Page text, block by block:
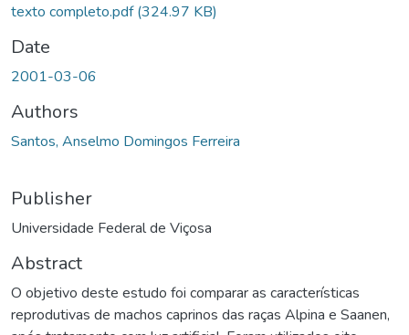
texto completo.pdf(324.97 KB)
Date
2001-03-06
Authors
Santos, Anselmo Domingos Ferreira
Publisher
Universidade Federal de Viçosa
Abstract
O objetivo deste estudo foi comparar as características
reprodutivas de machos caprinos das raças Alpina e Saanen,